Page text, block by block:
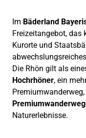
Im Bäderland
Freizeitangebot, das
Kurorte und
Die Rhön gilt als
Hochrhöner, ein
Naturerlebnisse.